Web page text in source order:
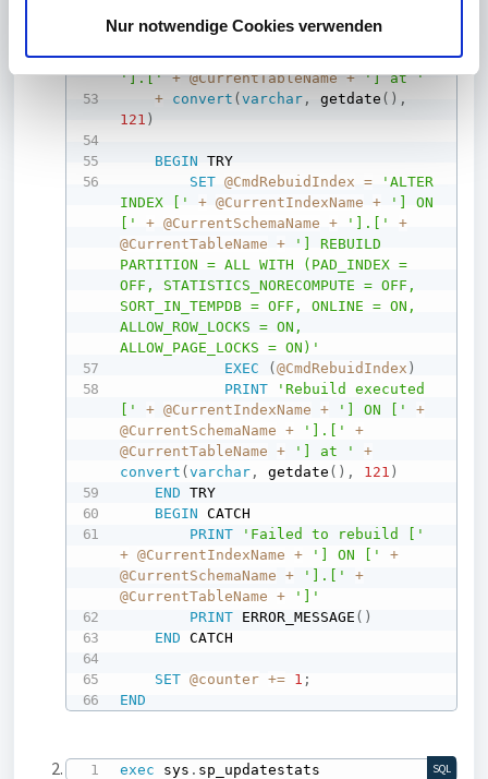
a
Nur notwendige Cookies verwenden
(VARCHAR ( @totalCount
') [' + @CurrentIndexName +
'] ON [' + @CurrentSchemaName +
'].[' + @CurrentTableName + '] at '
+ convert (varchar , getdate ( ) ,
121 )
BEGIN TRY
SET @CmdRebuidIndex =
'ALTER
INDEX ['
+ @CurrentIndexName +
'] ON
['
+ @CurrentSchemaName + '].['
+
@CurrentTableName
+
'] REBUILD
PARTITION = ALL WITH (PAD_INDEX =
OFF, STATISTICS_NORECOMPUTE = OFF,
SORT_IN_TEMPDB = OFF, ONLINE = ON,
ALLOW_ROW_LOCKS = ON,
ALLOW_PAGE_LOCKS = ON)'
EXEC
(@CmdRebuidIndex )
PRINT
'Rebuild executed
['
+ @CurrentIndexName + '] ON ['
+
@CurrentSchemaName
+ '].['
+
@CurrentTableName
+ '] at '
+
convert (varchar , getdate ( ) , 121 )
END TRY
BEGIN CATCH
PRINT
'Failed to rebuild ['
+ @CurrentIndexName + '] ON ['
+
@CurrentSchemaName
+ '].['
+
@CurrentTableName
+
']'
PRINT ERROR_MESSAGE ( )
END CATCH
SET @counter += 1 ;
END
exec sys . sp_updatestats SQL